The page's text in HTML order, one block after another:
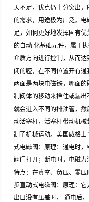
天不足，优点仍十分突出
的需求，用途极为广泛。
足，如何更好地发挥固有
的自动 化基础元件，属于
介质方向进行控制，从而
闭的腔，在不同位置开有通
两面是两块电磁铁，哪面
制阀体的移动来挡住或漏
就会进入不同的排油管，
动活塞杆，活塞杆带动机
制了机械运动。美国威格
式电磁阀：原理：通电时，
阀门打开；断电时，电磁力
特点：在真空、负压、零
步直动式电磁阀：原理：
出口没有压差时， 通电后